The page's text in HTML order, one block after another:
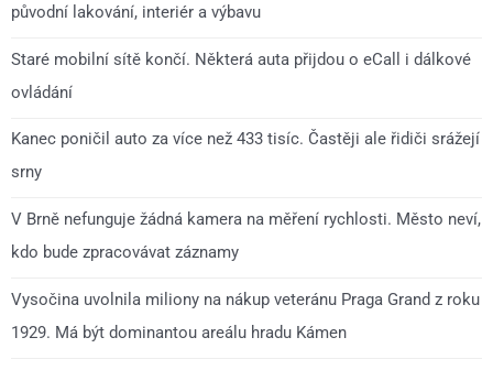
původní lakování, interiér a výbavu
Staré mobilní sítě končí. Některá auta přijdou o eCall i dálkové
ovládání
Kanec poničil auto za více než 433 tisíc. Častěji ale řidiči srážejí
srny
V Brně nefunguje žádná kamera na měření rychlosti. Město neví,
kdo bude zpracovávat záznamy
Vysočina uvolnila miliony na nákup veteránu Praga Grand z roku
1929. Má být dominantou areálu hradu Kámen